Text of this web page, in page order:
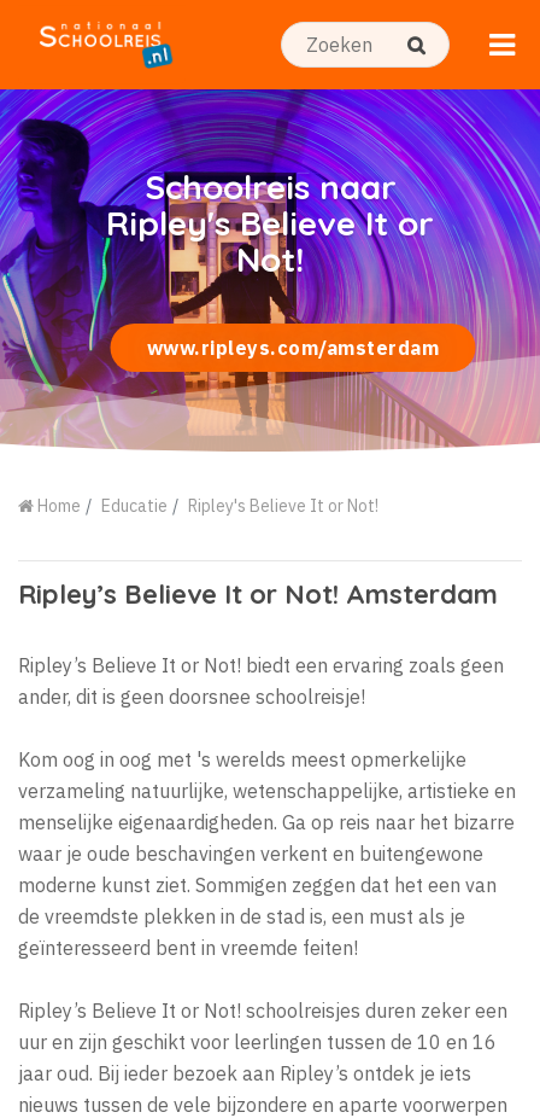
Schoolreis naar
Ripley's Believe It or
Not!
www.ripleys.com/amsterdam
Home Educatie Ripley's Believe It or Not!
Ripley’s Believe It or Not! Amsterdam
Ripley’s Believe It or Not! biedt een ervaring zoals geen
ander, dit is geen doorsnee schoolreisje!
Kom oog in oog met 's werelds meest opmerkelijke
verzameling natuurlijke, wetenschappelijke, artistieke en
menselijke eigenaardigheden. Ga op reis naar het bizarre
waar je oude beschavingen verkent en buitengewone
moderne kunst ziet. Sommigen zeggen dat het een van
de vreemdste plekken in de stad is, een must als je
geïnteresseerd bent in vreemde feiten!
Ripley’s Believe It or Not! schoolreisjes duren zeker een
uur en zijn geschikt voor leerlingen tussen de 10 en 16
jaar oud. Bij ieder bezoek aan Ripley’s ontdek je iets
nieuws tussen de vele bijzondere en aparte voorwerpen